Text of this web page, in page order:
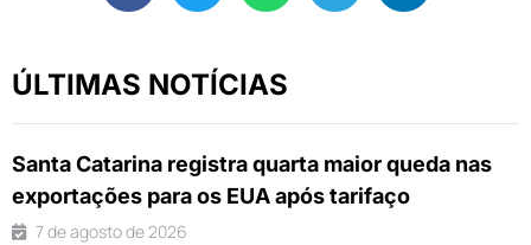
ÚLTIMAS NOTÍCIAS
Santa Catarina registra quarta maior queda nas
exportações para os EUA após tarifaço
7 de agosto de 2026